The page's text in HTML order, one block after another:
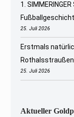
1.
25. Juli 2026
Erstmals
Rothalsstraußen
25. Juli 2026
Aktueller